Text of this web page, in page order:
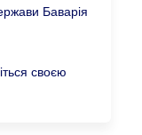
Баварія
своєю